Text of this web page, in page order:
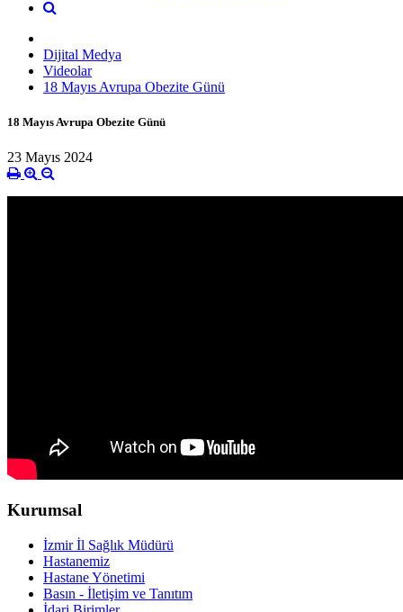
Dijital Medya
Videolar
18 Mayıs Avrupa Obezite Günü
18 Mayıs Avrupa Obezite Günü
23 Mayıs 2024
Kurumsal
İzmir İl Sağlık Müdürü
Hastanemiz
Hastane Yönetimi
Basın - İletişim ve Tanıtım